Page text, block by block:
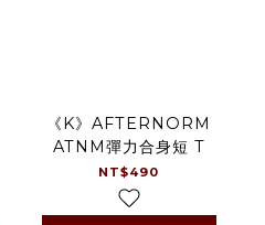
《K》AFTERNORM
ATNM彈力合身短 T
NT$490